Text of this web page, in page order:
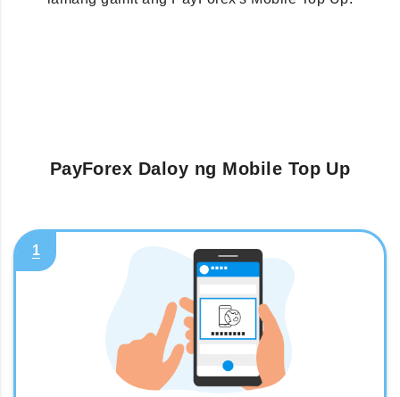
PayForex Daloy ng Mobile Top Up
1